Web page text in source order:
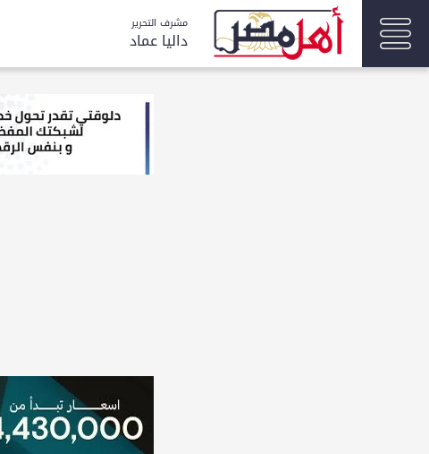
مشرف التحرير
داليا عماد